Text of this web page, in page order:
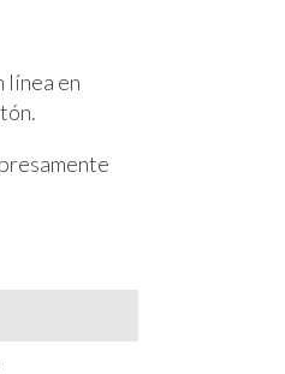
línea en